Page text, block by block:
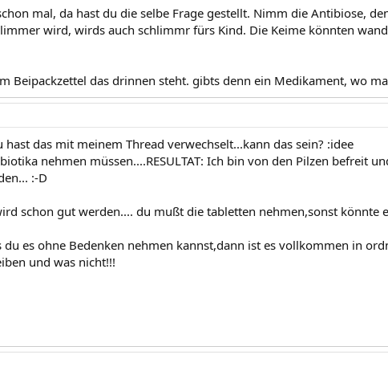
mal, da hast du die selbe Frage gestellt. Nimm die Antibiose,
wird, wirds auch schlimmr fürs Kind. Die Keime könnten
Beipackzettel das drinnen steht. gibts denn ein Medikament, wo
hast das mit meinem Thread verwechselt...kann das sein? :idee
nehmen müssen....RESULTAT: Ich bin von den Pilzen befreit
:-D
schon gut werden.... du mußt die tabletten nehmen,sonst könnte
du es ohne Bedenken nehmen kannst,dann ist es vollkommen in
und was nicht!!!